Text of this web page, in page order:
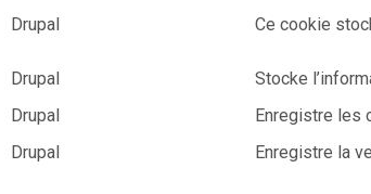
Drupal Ce cookie
Drupal Stocke
Drupal Enregistre les
Drupal Enregistre la